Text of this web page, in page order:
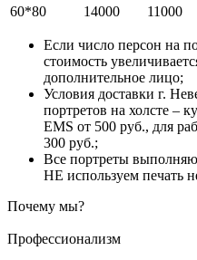
60*80
14000 11000
Если число персон на
стоимость
дополнительное лицо;
Условия доставки г.
портретов на холсте –
EMS от 500 руб., для
300 руб.;
Все портреты
НЕ используем печать
Почему мы?
Профессионализм